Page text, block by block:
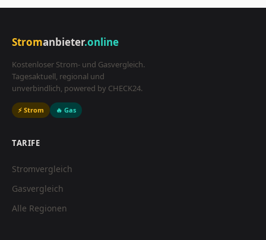
Stromanbieter.online
Kostenloser Strom- und Gasvergleich.
Tagesaktuell, regional und
unverbindlich, powered by CHECK24.
⚡ Strom 🔥 Gas
TARIFE
Stromvergleich
Gasvergleich
Alle Regionen